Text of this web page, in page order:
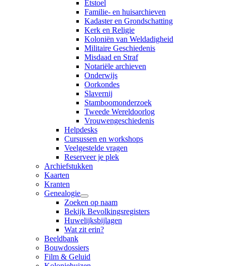
Etstoel
Familie- en huisarchieven
Kadaster en Grondschatting
Kerk en Religie
Koloniën van Weldadigheid
Militaire Geschiedenis
Misdaad en Straf
Notariële archieven
Onderwijs
Oorkondes
Slavernij
Stamboomonderzoek
Tweede Wereldoorlog
Vrouwengeschiedenis
Helpdesks
Cursussen en workshops
Veelgestelde vragen
Reserveer je plek
Archiefstukken
Kaarten
Kranten
Genealogie
Zoeken op naam
Bekijk Bevolkingsregisters
Huwelijksbijlagen
Wat zit erin?
Beeldbank
Bouwdossiers
Film & Geluid